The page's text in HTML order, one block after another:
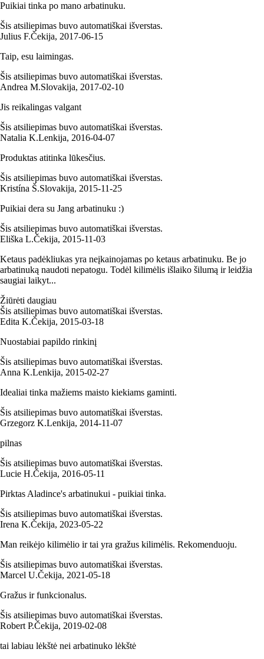
Puikiai tinka po mano arbatinuku.
Šis atsiliepimas buvo automatiškai išverstas.
Julius F.Čekija, 2017‑06‑15
Taip, esu laimingas.
Šis atsiliepimas buvo automatiškai išverstas.
Andrea M.Slovakija, 2017‑02‑10
Jis reikalingas valgant
Šis atsiliepimas buvo automatiškai išverstas.
Natalia K.Lenkija, 2016‑04‑07
Produktas atitinka lūkesčius.
Šis atsiliepimas buvo automatiškai išverstas.
Kristína Š.Slovakija, 2015‑11‑25
Puikiai dera su Jang arbatinuku :)
Šis atsiliepimas buvo automatiškai išverstas.
Eliška L.Čekija, 2015‑11‑03
Ketaus padėkliukas yra neįkainojamas po ketaus arbatinuku. Be jo
arbatinuką naudoti nepatogu. Todėl kilimėlis išlaiko šilumą ir leidžia
saugiai laikyt...
Žiūrėti daugiau
Šis atsiliepimas buvo automatiškai išverstas.
Edita K.Čekija, 2015‑03‑18
Nuostabiai papildo rinkinį
Šis atsiliepimas buvo automatiškai išverstas.
Anna K.Lenkija, 2015‑02‑27
Idealiai tinka mažiems maisto kiekiams gaminti.
Šis atsiliepimas buvo automatiškai išverstas.
Grzegorz K.Lenkija, 2014‑11‑07
pilnas
Šis atsiliepimas buvo automatiškai išverstas.
Lucie H.Čekija, 2016‑05‑11
Pirktas Aladince's arbatinukui - puikiai tinka.
Šis atsiliepimas buvo automatiškai išverstas.
Irena K.Čekija, 2023‑05‑22
Man reikėjo kilimėlio ir tai yra gražus kilimėlis. Rekomenduoju.
Šis atsiliepimas buvo automatiškai išverstas.
Marcel U.Čekija, 2021‑05‑18
Gražus ir funkcionalus.
Šis atsiliepimas buvo automatiškai išverstas.
Robert P.Čekija, 2019‑02‑08
tai labiau lėkštė nei arbatinuko lėkštė